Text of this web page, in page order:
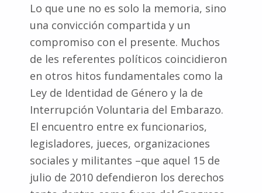
Lo que une no es solo la memoria, sino
una convicción compartida y un
compromiso con el presente. Muchos
de les referentes políticos coincidieron
en otros hitos fundamentales como la
Ley de Identidad de Género y la de
Interrupción Voluntaria del Embarazo.
El encuentro entre ex funcionarios,
legisladores, jueces, organizaciones
sociales y militantes –que aquel 15 de
julio de 2010 defendieron los derechos